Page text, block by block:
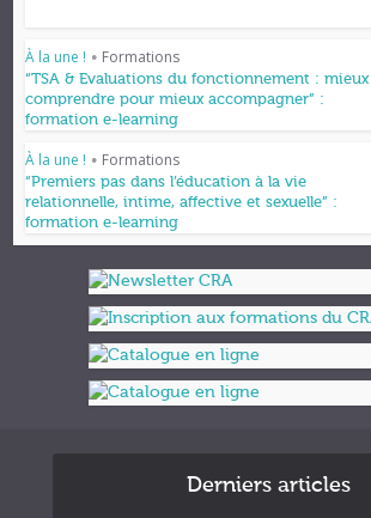
À la une ! • Formations
“TSA & Evaluations du fonctionnement : mieux
comprendre pour mieux accompagner” :
formation e-learning
À la une ! • Formations
“Premiers pas dans l’éducation à la vie
relationnelle, intime, affective et sexuelle” :
formation e-learning
Derniers articles